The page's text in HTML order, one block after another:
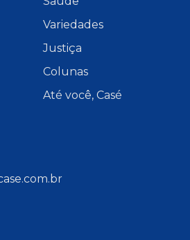
Variedades
Justiça
Colunas
Até você, Casé